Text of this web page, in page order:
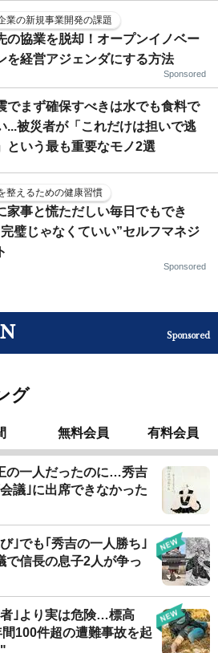
業の新規事業開発の課題
の協業を脱却！オープンイノベー
を経営アジェンダにする方法
Sponsored
でまず確保すべきは水でも食料で
...被災者が「これだけは担いで逃
という最も重要なモノ2選
整えるための健康習慣
家事と慌ただしい毎日でもでき
璧じゃなくていい”セルフマネジ
Sponsored
Sponsored
グ
無料会員 有料会員
の一人だったのに…秀吉
議｣に出席できなかった
｣でも｢秀吉の一人勝ち｣
信長の息子2人が争っ
｣より実は危険…標高
100件超の遭難事故を起